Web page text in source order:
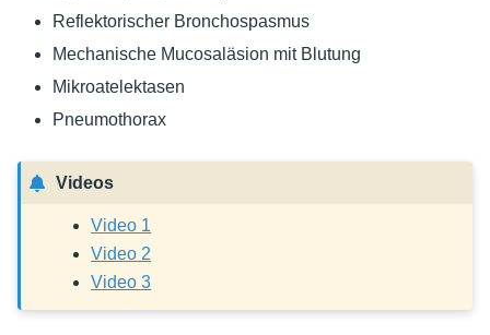
Reflektorischer Bronchospasmus
Mechanische Mucosaläsion mit Blutung
Mikroatelektasen
Pneumothorax
Videos
Video 1
Video 2
Video 3